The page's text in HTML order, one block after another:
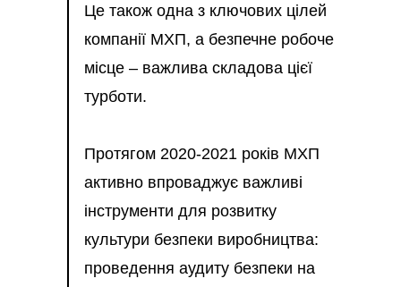
Це також одна з ключових цілей
компанії МХП, а безпечне робоче
місце – важлива складова цієї
турботи.
Протягом 2020-2021 років МХП
активно впроваджує важливі
інструменти для розвитку
культури безпеки виробництва:
проведення аудиту безпеки на